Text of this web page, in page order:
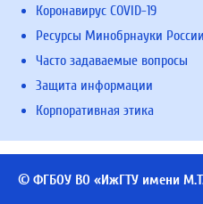
Коронавирус COVID-19
Ресурсы Минобрнауки
Часто задаваемые вопросы
Защита информации
Корпоративная этика
© ФГБОУ ВО «ИжГТУ имени